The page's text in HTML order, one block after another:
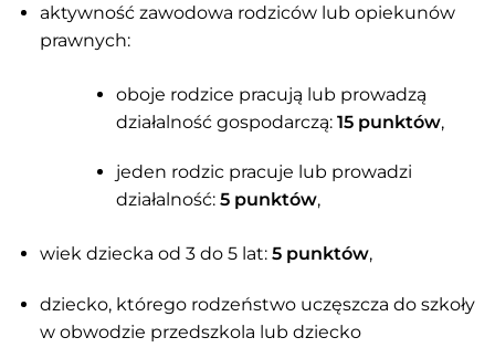
aktywność zawodowa rodziców lub opiekunów
prawnych:
oboje rodzice pracują lub prowadzą
działalność gospodarczą: 15 punktów,
jeden rodzic pracuje lub prowadzi
działalność: 5 punktów,
wiek dziecka od 3 do 5 lat: 5 punktów,
dziecko, którego rodzeństwo uczęszcza do szkoły
w obwodzie przedszkola lub dziecko